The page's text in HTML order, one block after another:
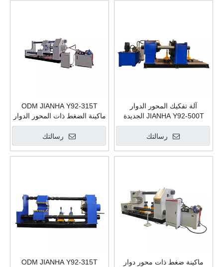
ODM JIANHA Y92-315T
ماكينة الضغط ذات المحور الدوار
قطار تفكيك وتجميع عجلة
السكك الحديدية مصانع تصنيع
المكبس الهيدروليكي
رسالتك
آلة تفكيك المحور الدوار
JIANHA Y92-500T الجديدة
مصانع تصنيع مكبس هيدروليكي
لتفكيك عجلة السكك الحديدية
رسالتك
ODM JIANHA Y92-315T
ماكينة ضغط ذات محور دوار